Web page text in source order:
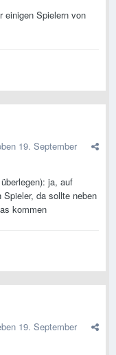
einigen Spielern von
19. September
ja, auf
da sollte neben
kommen
19. September